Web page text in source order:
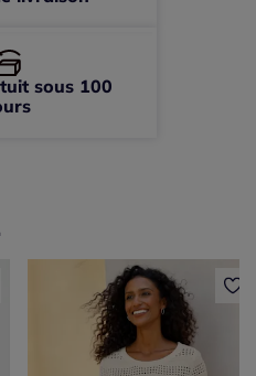
sous 100